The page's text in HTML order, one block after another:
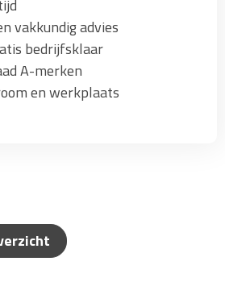
vakkundig advies
bedrijfsklaar
A-merken
en werkplaats